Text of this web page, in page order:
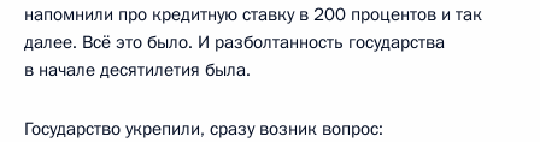
напомнили про кредитную ставку в 200 процентов и так
далее. Всё это было. И разболтанность государства
в начале десятилетия была.
Государство укрепили, сразу возник вопрос: